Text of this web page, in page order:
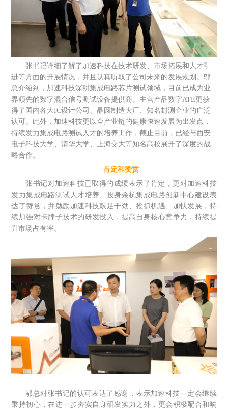
张书记详细了解了加速科技在技术研发、市场拓展和人才引
进等方面的开展情况，并且认真听取了公司未来的发展规划。邬
总介绍到，加速科技深耕集成电路芯片测试领域，目前已成为业
界领先的数字混合信号测试设备提供商。主营产品数字ATE更获
得了国内各大IC设计公司、晶圆制造大厂、知名封测企业的广泛
认可。此外，加速科技更以全产业链的健康快速发展为出发点，
持续发力集成电路测试人才的培养工作，截止目前，已经与西安
电子科技大学、清华大学、上海交大等知名高校展开了深度的战
略合作。
肯定和赞赏
张书记对加速科技已取得的成绩表示了肯定，更对加速科技
发力集成电路测试人才培养、投身余杭集成电路创新中心建设表
达了赞赏，并勉励加速科技鼓足干劲、抢抓机遇、加快发展，持
续加强对卡脖子技术的研发投入，提高自身核心竞争力，持续提
升市场占有率。
邬总对张书记的认可表达了感谢，表示加速科技一定会继续
秉持初心，在进一步夯实自身研发实力之外，更会积极配合和响